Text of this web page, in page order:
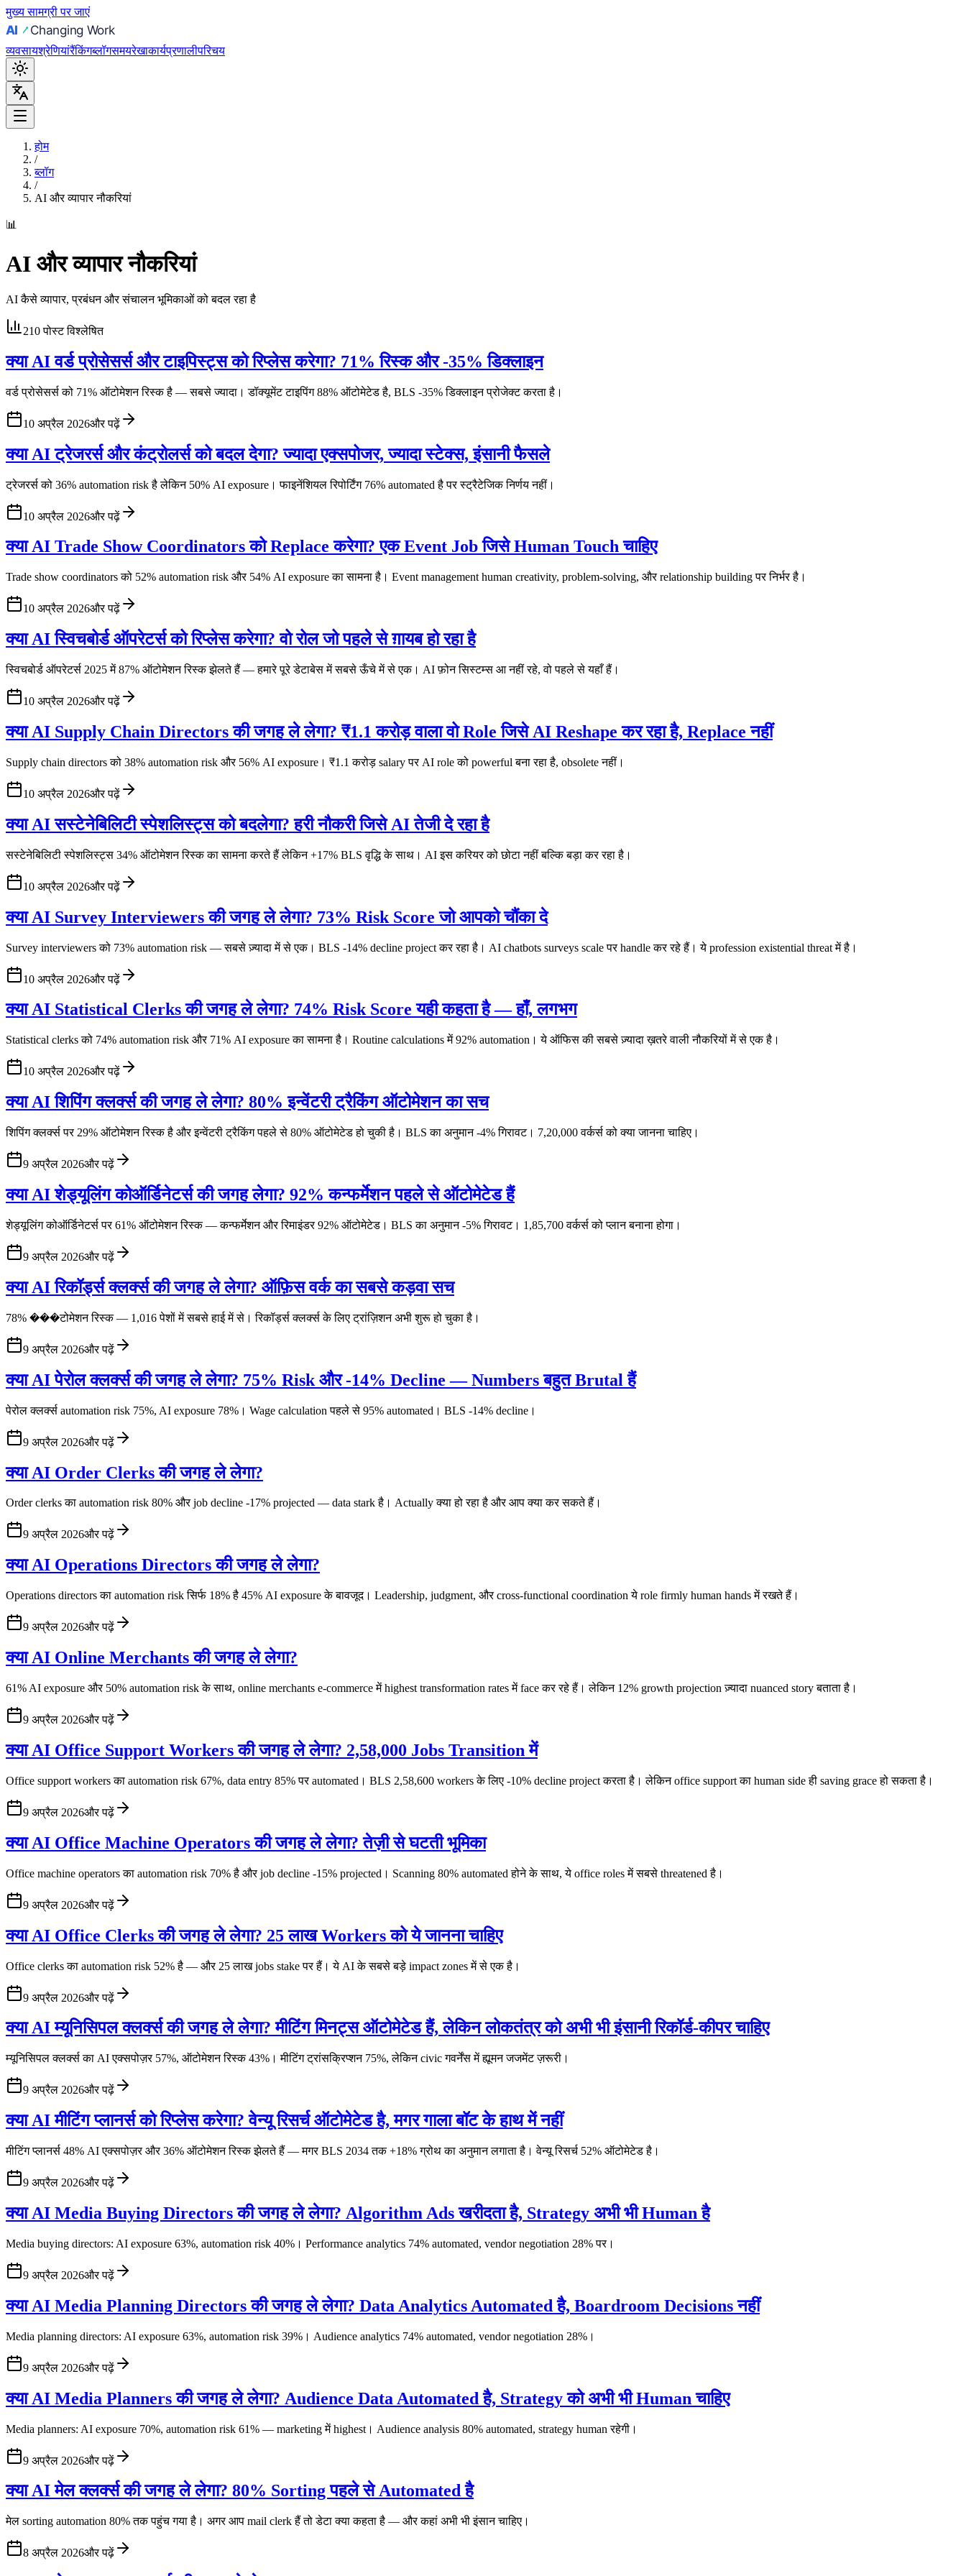
मुख्य सामग्री पर जाएं
व्यवसायश्रेणियांरैंकिंगब्लॉगसमयरेखाकार्यप्रणालीपरिचय
होम
/
ब्लॉग
/
AI और व्यापार नौकरियां
📊
AI और व्यापार नौकरियां
AI कैसे व्यापार, प्रबंधन और संचालन भूमिकाओं को बदल रहा है
210 पोस्ट विश्लेषित
क्या AI वर्ड प्रोसेसर्स और टाइपिस्ट्स को रिप्लेस करेगा? 71% रिस्क और -35% डिक्लाइन
वर्ड प्रोसेसर्स को 71% ऑटोमेशन रिस्क है — सबसे ज्यादा। डॉक्यूमेंट टाइपिंग 88% ऑटोमेटेड है, BLS -35% डिक्लाइन प्रोजेक्ट करता है।
10 अप्रैल 2026और पढ़ें
क्या AI ट्रेजरर्स और कंट्रोलर्स को बदल देगा? ज्यादा एक्सपोजर, ज्यादा स्टेक्स, इंसानी फैसले
ट्रेजरर्स को 36% automation risk है लेकिन 50% AI exposure। फाइनेंशियल रिपोर्टिंग 76% automated है पर स्ट्रैटेजिक निर्णय नहीं।
10 अप्रैल 2026और पढ़ें
क्या AI Trade Show Coordinators को Replace करेगा? एक Event Job जिसे Human Touch चाहिए
Trade show coordinators को 52% automation risk और 54% AI exposure का सामना है। Event management human creativity, problem-solving, और relationship building पर निर्भर है।
10 अप्रैल 2026और पढ़ें
क्या AI स्विचबोर्ड ऑपरेटर्स को रिप्लेस करेगा? वो रोल जो पहले से ग़ायब हो रहा है
स्विचबोर्ड ऑपरेटर्स 2025 में 87% ऑटोमेशन रिस्क झेलते हैं — हमारे पूरे डेटाबेस में सबसे ऊँचे में से एक। AI फ़ोन सिस्टम्स आ नहीं रहे, वो पहले से यहाँ हैं।
10 अप्रैल 2026और पढ़ें
क्या AI Supply Chain Directors की जगह ले लेगा? ₹1.1 करोड़ वाला वो Role जिसे AI Reshape कर रहा है, Replace नहीं
Supply chain directors को 38% automation risk और 56% AI exposure। ₹1.1 करोड़ salary पर AI role को powerful बना रहा है, obsolete नहीं।
10 अप्रैल 2026और पढ़ें
क्या AI सस्टेनेबिलिटी स्पेशलिस्ट्स को बदलेगा? हरी नौकरी जिसे AI तेजी दे रहा है
सस्टेनेबिलिटी स्पेशलिस्ट्स 34% ऑटोमेशन रिस्क का सामना करते हैं लेकिन +17% BLS वृद्धि के साथ। AI इस करियर को छोटा नहीं बल्कि बड़ा कर रहा है।
10 अप्रैल 2026और पढ़ें
क्या AI Survey Interviewers की जगह ले लेगा? 73% Risk Score जो आपको चौंका दे
Survey interviewers को 73% automation risk — सबसे ज़्यादा में से एक। BLS -14% decline project कर रहा है। AI chatbots surveys scale पर handle कर रहे हैं। ये profession existential threat में है।
10 अप्रैल 2026और पढ़ें
क्या AI Statistical Clerks की जगह ले लेगा? 74% Risk Score यही कहता है — हाँ, लगभग
Statistical clerks को 74% automation risk और 71% AI exposure का सामना है। Routine calculations में 92% automation। ये ऑफिस की सबसे ज़्यादा ख़तरे वाली नौकरियों में से एक है।
10 अप्रैल 2026और पढ़ें
क्या AI शिपिंग क्लर्क्स की जगह ले लेगा? 80% इन्वेंटरी ट्रैकिंग ऑटोमेशन का सच
शिपिंग क्लर्क्स पर 29% ऑटोमेशन रिस्क है और इन्वेंटरी ट्रैकिंग पहले से 80% ऑटोमेटेड हो चुकी है। BLS का अनुमान -4% गिरावट। 7,20,000 वर्कर्स को क्या जानना चाहिए।
9 अप्रैल 2026और पढ़ें
क्या AI शेड्यूलिंग कोऑर्डिनेटर्स की जगह लेगा? 92% कन्फर्मेशन पहले से ऑटोमेटेड हैं
शेड्यूलिंग कोऑर्डिनेटर्स पर 61% ऑटोमेशन रिस्क — कन्फर्मेशन और रिमाइंडर 92% ऑटोमेटेड। BLS का अनुमान -5% गिरावट। 1,85,700 वर्कर्स को प्लान बनाना होगा।
9 अप्रैल 2026और पढ़ें
क्या AI रिकॉर्ड्स क्लर्क्स की जगह ले लेगा? ऑफ़िस वर्क का सबसे कड़वा सच
78% ���टोमेशन रिस्क — 1,016 पेशों में सबसे हाई में से। रिकॉर्ड्स क्लर्क्स के लिए ट्रांज़िशन अभी शुरू हो चुका है।
9 अप्रैल 2026और पढ़ें
क्या AI पेरोल क्लर्क्स की जगह ले लेगा? 75% Risk और -14% Decline — Numbers बहुत Brutal हैं
पेरोल क्लर्क्स automation risk 75%, AI exposure 78%। Wage calculation पहले से 95% automated। BLS -14% decline।
9 अप्रैल 2026और पढ़ें
क्या AI Order Clerks की जगह ले लेगा?
Order clerks का automation risk 80% और job decline -17% projected — data stark है। Actually क्या हो रहा है और आप क्या कर सकते हैं।
9 अप्रैल 2026और पढ़ें
क्या AI Operations Directors की जगह ले लेगा?
Operations directors का automation risk सिर्फ 18% है 45% AI exposure के बावजूद। Leadership, judgment, और cross-functional coordination ये role firmly human hands में रखते हैं।
9 अप्रैल 2026और पढ़ें
क्या AI Online Merchants की जगह ले लेगा?
61% AI exposure और 50% automation risk के साथ, online merchants e-commerce में highest transformation rates में face कर रहे हैं। लेकिन 12% growth projection ज़्यादा nuanced story बताता है।
9 अप्रैल 2026और पढ़ें
क्या AI Office Support Workers की जगह ले लेगा? 2,58,000 Jobs Transition में
Office support workers का automation risk 67%, data entry 85% पर automated। BLS 2,58,600 workers के लिए -10% decline project करता है। लेकिन office support का human side ही saving grace हो सकता है।
9 अप्रैल 2026और पढ़ें
क्या AI Office Machine Operators की जगह ले लेगा? तेज़ी से घटती भूमिका
Office machine operators का automation risk 70% है और job decline -15% projected। Scanning 80% automated होने के साथ, ये office roles में सबसे threatened है।
9 अप्रैल 2026और पढ़ें
क्या AI Office Clerks की जगह ले लेगा? 25 लाख Workers को ये जानना चाहिए
Office clerks का automation risk 52% है — और 25 लाख jobs stake पर हैं। ये AI के सबसे बड़े impact zones में से एक है।
9 अप्रैल 2026और पढ़ें
क्या AI म्यूनिसिपल क्लर्क्स की जगह ले लेगा? मीटिंग मिनट्स ऑटोमेटेड हैं, लेकिन लोकतंत्र को अभी भी इंसानी रिकॉर्ड-कीपर चाहिए
म्यूनिसिपल क्लर्क्स का AI एक्सपोज़र 57%, ऑटोमेशन रिस्क 43%। मीटिंग ट्रांसक्रिप्शन 75%, लेकिन civic गवर्नेंस में ह्यूमन जजमेंट ज़रूरी।
9 अप्रैल 2026और पढ़ें
क्या AI मीटिंग प्लानर्स को रिप्लेस करेगा? वेन्यू रिसर्च ऑटोमेटेड है, मगर गाला बॉट के हाथ में नहीं
मीटिंग प्लानर्स 48% AI एक्सपोज़र और 36% ऑटोमेशन रिस्क झेलते हैं — मगर BLS 2034 तक +18% ग्रोथ का अनुमान लगाता है। वेन्यू रिसर्च 52% ऑटोमेटेड है।
9 अप्रैल 2026और पढ़ें
क्या AI Media Buying Directors की जगह ले लेगा? Algorithm Ads खरीदता है, Strategy अभी भी Human है
Media buying directors: AI exposure 63%, automation risk 40%। Performance analytics 74% automated, vendor negotiation 28% पर।
9 अप्रैल 2026और पढ़ें
क्या AI Media Planning Directors की जगह ले लेगा? Data Analytics Automated है, Boardroom Decisions नहीं
Media planning directors: AI exposure 63%, automation risk 39%। Audience analytics 74% automated, vendor negotiation 28%।
9 अप्रैल 2026और पढ़ें
क्या AI Media Planners की जगह ले लेगा? Audience Data Automated है, Strategy को अभी भी Human चाहिए
Media planners: AI exposure 70%, automation risk 61% — marketing में highest। Audience analysis 80% automated, strategy human रहेगी।
9 अप्रैल 2026और पढ़ें
क्या AI मेल क्लर्क्स की जगह ले लेगा? 80% Sorting पहले से Automated है
मेल sorting automation 80% तक पहुंच गया है। अगर आप mail clerk हैं तो डेटा क्या कहता है — और कहां अभी भी इंसान चाहिए।
8 अप्रैल 2026और पढ़ें